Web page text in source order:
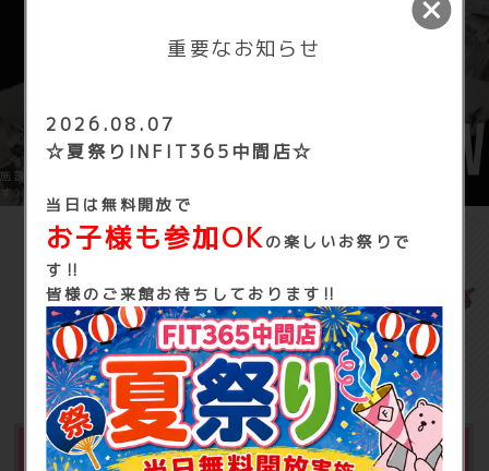
施設内を3Dで見学できます（※3DはFIT365イオン今治のものになりま
す）
FIT365 中間の
基本料金
月会費
重要なお知らせ
2026.08.07
☆夏祭りINFIT365中間店☆
当日は無料開放で
お子様も参加OKの楽しいお祭りで
す‼
皆様のご来館お待ちしております‼